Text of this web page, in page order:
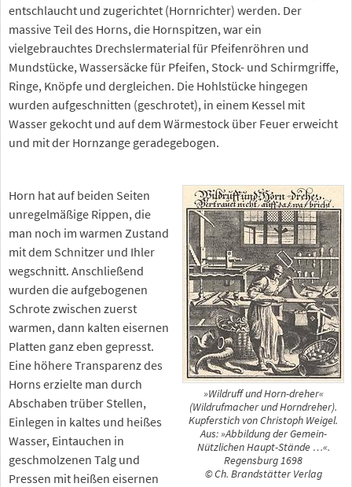
entschlaucht und zugerichtet (Hornrichter) werden. Der
massive Teil des Horns, die Hornspitzen, war ein
vielgebrauchtes Drechslermaterial für Pfeifenröhren und
Mundstücke, Wassersäcke für Pfeifen, Stock- und Schirmgriffe,
Ringe, Knöpfe und dergleichen. Die Hohlstücke hingegen
wurden aufgeschnitten (geschrotet), in einem Kessel mit
Wasser gekocht und auf dem Wärmestock über Feuer erweicht
und mit der Hornzange geradegebogen.
»Wildruff und Horn-dreher«
(Wildrufmacher und Horndreher).
Kupferstich von Christoph Weigel.
Aus: »Abbildung der Gemein-
Nützlichen Haupt-Stände …«.
Regensburg 1698
© Ch. Brandstätter Verlag
Horn hat auf beiden Seiten
unregelmäßige Rippen, die
man noch im warmen Zustand
mit dem Schnitzer und Ihler
wegschnitt. Anschließend
wurden die aufgebogenen
Schrote zwischen zuerst
warmen, dann kalten eisernen
Platten ganz eben gepresst.
Eine höhere Transparenz des
Horns erzielte man durch
Abschaben trüber Stellen,
Einlegen in kaltes und heißes
Wasser, Eintauchen in
geschmolzenen Talg und
Pressen mit heißen eisernen